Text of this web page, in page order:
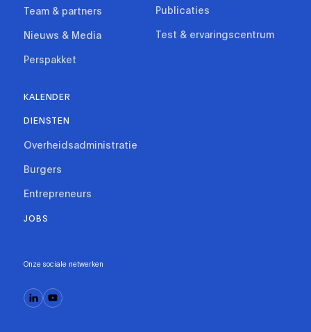
Team & partners
Nieuws & Media
Perspakket
Publicaties
Test & ervaringscentrum
KALENDER
DIENSTEN
Overheidsadministratie
Burgers
Entrepreneurs
JOBS
Onze sociale netwerken